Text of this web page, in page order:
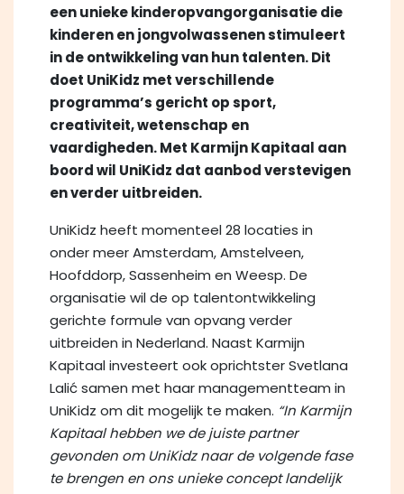
een unieke kinderopvangorganisatie die
kinderen en jongvolwassenen stimuleert
in de ontwikkeling van hun talenten. Dit
doet UniKidz met verschillende
programma’s gericht op sport,
creativiteit, wetenschap en
vaardigheden. Met Karmijn Kapitaal aan
boord wil UniKidz dat aanbod verstevigen
en verder uitbreiden.
UniKidz heeft momenteel 28 locaties in
onder meer Amsterdam, Amstelveen,
Hoofddorp, Sassenheim en Weesp. De
organisatie wil de op talentontwikkeling
gerichte formule van opvang verder
uitbreiden in Nederland. Naast Karmijn
Kapitaal investeert ook oprichtster Svetlana
Lalić samen met haar managementteam in
UniKidz om dit mogelijk te maken. “In Karmijn
Kapitaal hebben we de juiste partner
gevonden om UniKidz naar de volgende fase
te brengen en ons unieke concept landelijk